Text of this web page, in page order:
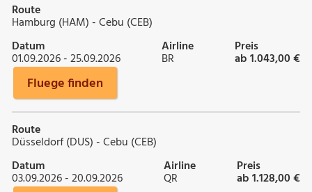
Route
Hamburg (HAM) - Cebu (CEB)
Datum
01.09.2026 - 25.09.2026
Airline
BR
Preis
ab 1.043,00 €
Fluege finden
Route
Düsseldorf (DUS) - Cebu (CEB)
Datum
03.09.2026 - 20.09.2026
Airline
QR
Preis
ab 1.128,00 €